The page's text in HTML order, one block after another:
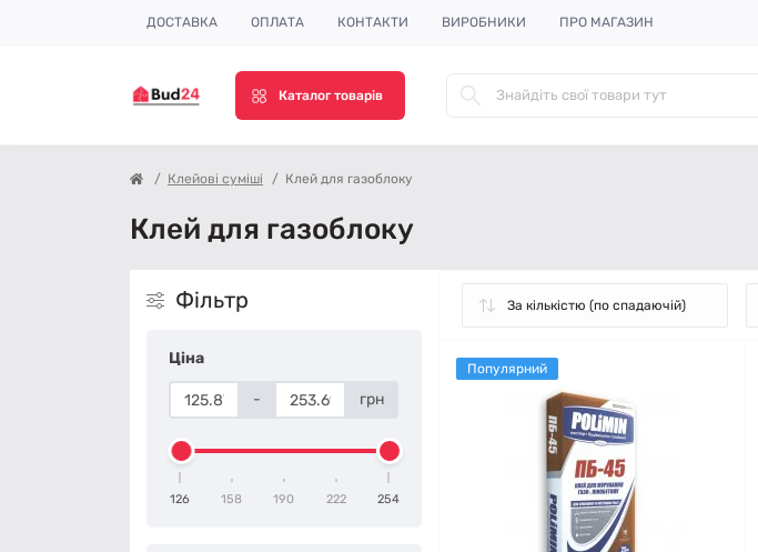
ДОСТАВКА ОПЛАТА КОНТАКТИ ВИРОБНИКИ ПРО МАГАЗИН
Каталог товарів
Клейові суміші Клей для газоблоку
Клей для газоблоку
Фільтр
Ціна
- грн
126 158 190 222 254
Популярний